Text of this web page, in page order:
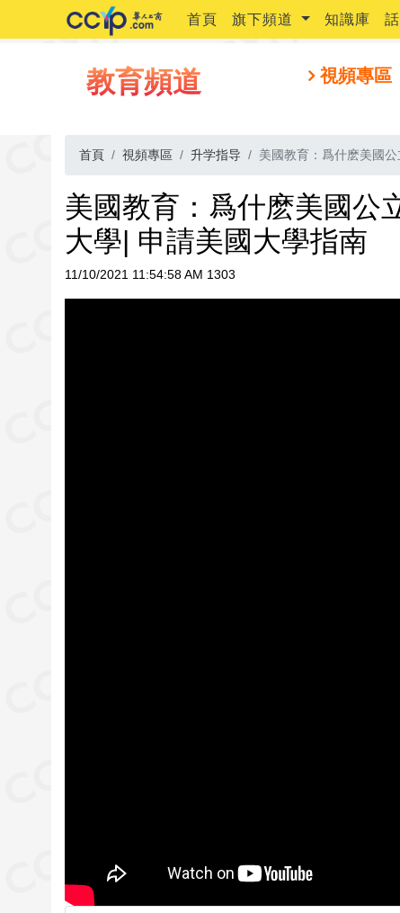
首頁 旗下頻道 知識庫
教育頻道 視頻專區
首頁 視頻專區 升学指导 美國教育：爲什麽美國
美國教育：爲什麽美國公
大學| 申請美國大學指南
11/10/2021 11:54:58 AM 1303